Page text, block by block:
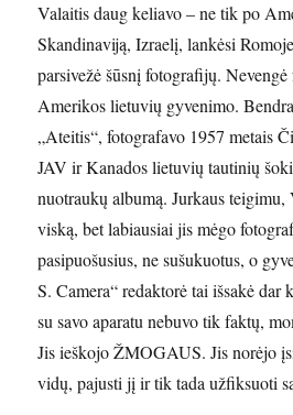
Valaitis daug keliavo – ne tik po
Skandinaviją, Izraelį, lankėsi
parsivežė šūsnį fotografijų.
Amerikos lietuvių gyvenimo.
„Ateitis“, fotografavo 1957 metais
JAV ir Kanados lietuvių tautinių
nuotraukų albumą. Jurkaus
viską, bet labiausiai jis mėgo
pasipuošusius, ne sušukuotus, o
S. Camera“ redaktorė tai išsakė dar
su savo aparatu nebuvo tik faktų,
Jis ieškojo ŽMOGAUS. Jis norėjo
vidų, pajusti jį ir tik tada užfiksuoti